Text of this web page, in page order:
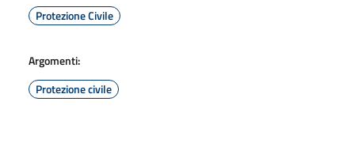
Protezione Civile
Argomenti:
Protezione civile